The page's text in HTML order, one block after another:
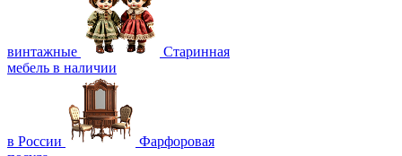
винтажные
Старинная
мебель в наличии
в России
Фарфоровая